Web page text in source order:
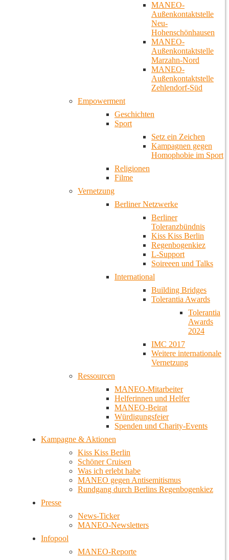
MANEO-
Außenkontaktstelle
Neu-
Hohenschönhausen
MANEO-
Außenkontaktstelle
Marzahn-Nord
MANEO-
Außenkontaktstelle
Zehlendorf-Süd
Empowerment
Geschichten
Sport
Setz ein Zeichen
Kampagnen gegen
Homophobie im Sport
Religionen
Filme
Vernetzung
Berliner Netzwerke
Berliner
Toleranzbündnis
Kiss Kiss Berlin
Regenbogenkiez
L-Support
Soireeen und Talks
International
Building Bridges
Tolerantia Awards
Tolerantia
Awards
2024
IMC 2017
Weitere internationale
Vernetzung
Ressourcen
MANEO-Mitarbeiter
Helferinnen und Helfer
MANEO-Beirat
Würdigungsfeier
Spenden und Charity-Events
Kampagne & Aktionen
Kiss Kiss Berlin
Schöner Cruisen
Was ich erlebt habe
MANEO gegen Antisemitismus
Rundgang durch Berlins Regenbogenkiez
Presse
News-Ticker
MANEO-Newsletters
Infopool
MANEO-Reporte